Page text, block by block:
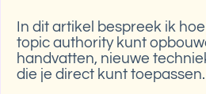
In dit artikel bespreek ik
topic authority kunt
handvatten, nieuwe
die je direct kunt toepassen.